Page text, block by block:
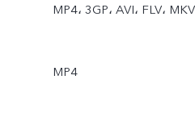
MP4، 3GP، AVI، FLV، MKV
‎MP4